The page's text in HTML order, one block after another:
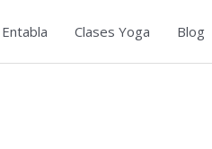
Entabla Clases Yoga Blog